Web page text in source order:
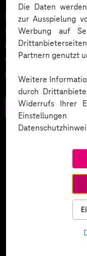
Die Daten
zur Ausspielung
Werbung auf
Partnern genutzt
Weitere
durch
Widerrufs Ihrer
Datenschutz in KI-
Entdecken Sie 10
rechtliche
stärken und
praktischer
Zum Download